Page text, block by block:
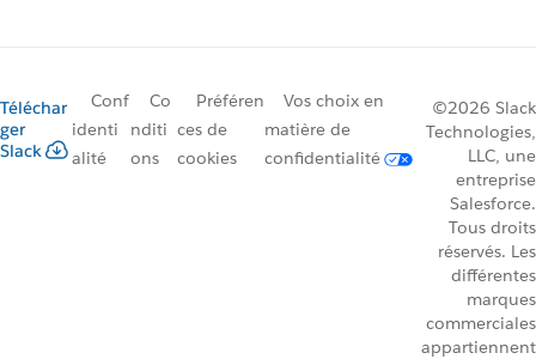
Téléchar
ger
Slack
Conf
identi
alité
Co
nditi
ons
Préféren
ces de
cookies
Vos choix en
matière de
confidentialité
©2026 Slack
Technologies,
LLC, une
entreprise
Salesforce.
Tous droits
réservés. Les
différentes
marques
commerciales
appartiennent